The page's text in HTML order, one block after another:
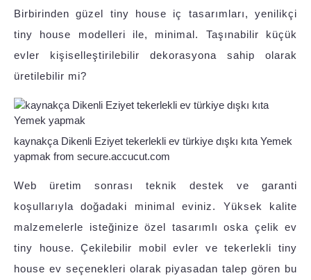
Birbirinden güzel tiny house iç tasarımları, yenilikçi
tiny house modelleri ile, minimal. Taşınabilir küçük
evler kişiselleştirilebilir dekorasyona sahip olarak
üretilebilir mi?
kaynakça Dikenli Eziyet tekerlekli ev türkiye dışkı kıta Yemek
yapmak from secure.accucut.com
Web üretim sonrası teknik destek ve garanti
koşullarıyla doğadaki minimal eviniz. Yüksek kalite
malzemelerle isteğinize özel tasarımlı oska çelik ev
tiny house. Çekilebilir mobil evler ve tekerlekli tiny
house ev seçenekleri olarak piyasadan talep gören bu